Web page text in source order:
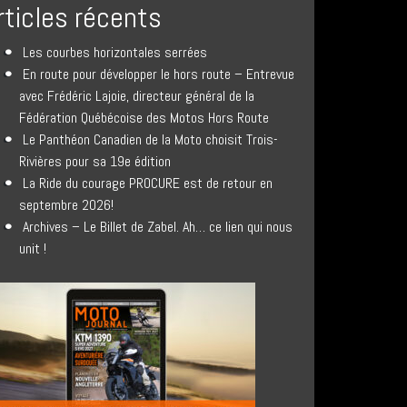
récents
Les courbes horizontales serrées
En route pour développer le hors route – Entrevue
avec Frédéric Lajoie, directeur général de la
Fédération Québécoise des Motos Hors Route
Le Panthéon Canadien de la Moto choisit Trois-
Rivières pour sa 19e édition
La Ride du courage PROCURE est de retour en
septembre 2026!
Archives – Le Billet de Zabel. Ah… ce lien qui nous
unit !